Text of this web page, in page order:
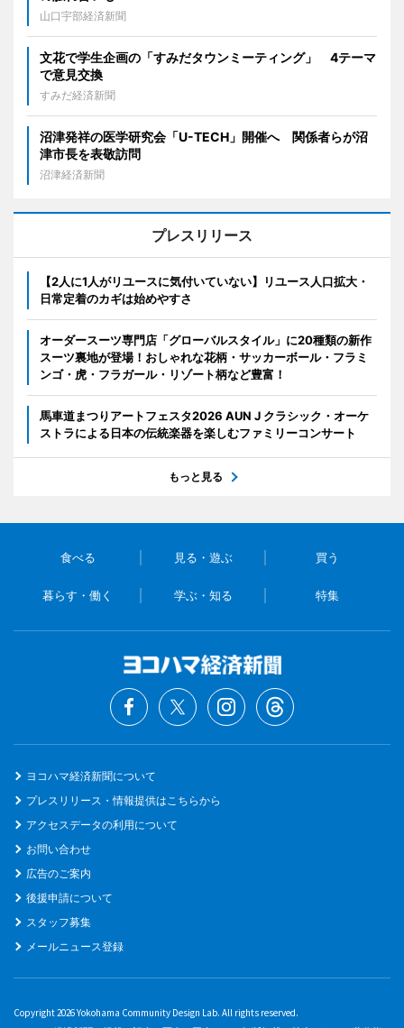
山口宇部経済新聞
文花で学生企画の「すみだタウンミーティング」 4テーマ
で意見交換
すみだ経済新聞
沼津発祥の医学研究会「U-TECH」開催へ 関係者らが沼
津市長を表敬訪問
沼津経済新聞
プレスリリース
【2人に1人がリユースに気付いていない】リユース人口拡大・
日常定着のカギは始めやすさ
オーダースーツ専門店「グローバルスタイル」に20種類の新作
スーツ裏地が登場！おしゃれな花柄・サッカーボール・フラミ
ンゴ・虎・フラガール・リゾート柄など豊富！
馬車道まつりアートフェスタ2026 AUN J クラシック・オーケ
ストラによる日本の伝統楽器を楽しむファミリーコンサート
もっと見る
食べる 見る・遊ぶ 買う
暮らす・働く 学ぶ・知る 特集
ヨコハマ経済新聞について
プレスリリース・情報提供はこちらから
アクセスデータの利用について
お問い合わせ
広告のご案内
後援申請について
スタッフ募集
メールニュース登録
Copyright 2026 Yokohama Community Design Lab. All rights reserved.